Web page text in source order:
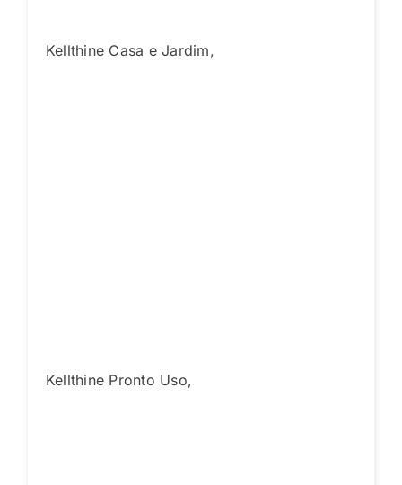
Kellthine Casa e Jardim,
Kellthine Pronto Uso,